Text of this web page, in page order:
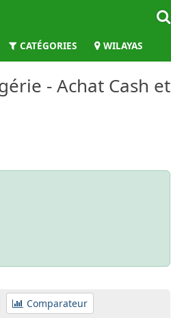
CATÉGORIES WILAYAS
- Achat Cash et
Comparateur